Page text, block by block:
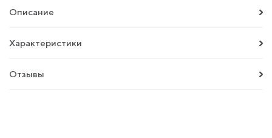
Описание
Характеристики
Отзывы